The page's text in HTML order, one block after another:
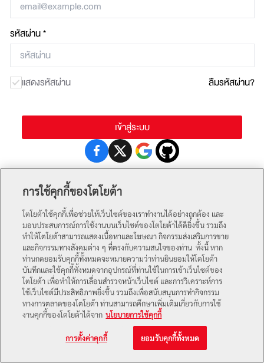
รหัสผ่าน
แสดงรหัสผ่าน ลืมรหัสผ่าน?
เข้าสู่ระบบ
ลูกค้าใหม่?สร้างบัญชีของคุณ
สงวนลิขสิทธิ์ 2026 บริษัท โตโยต้า มอเตอร์ ประเทศไทย จำกัด
การใช้คุกกี้ของโตโยต้า
โตโยต้าใช้คุกกี้เพื่อช่วยให้เว็บไซต์ของเราทำงานได้อย่างถูกต้อง และ
มอบประสบการณ์การใช้งานบนเว็บไซต์ของโตโยต้าได้ดียิ่งขึ้น รวมถึง
ทำให้โตโยต้าสามารถแสดงเนื้อหาและโฆษณา กิจกรรมส่งเสริมการขาย
และกิจกรรมทางสังคมต่าง ๆ ที่ตรงกับความสนใจของท่าน ทั้งนี้ หาก
ท่านกดยอมรับคุกกี้ทั้งหมดจะหมายความว่าท่านยินยอมให้โตโยต้า
บันทึกและใช้คุกกี้ทั้งหมดจากอุปกรณ์ที่ท่านใช้ในการเข้าเว็บไซต์ของ
โตโยต้า เพื่อทำให้การเลื่อนสำรวจหน้าเว็บไซต์ และการวิเคราะห์การ
ใช้เว็บไซต์มีประสิทธิภาพยิ่งขึ้น รวมถึงเพื่อสนับสนุนการทำกิจกรรม
ทางการตลาดของโตโยต้า ท่านสามารถศึกษาเพิ่มเติมเกี่ยวกับการใช้
งานคุกกี้ของโตโยต้าได้จาก นโยบายการใช้คุกกี้
การตั้งค่าคุกกี้ ยอมรับคุกกี้ทั้งหมด